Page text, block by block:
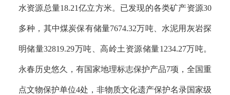
水资源总量18.21亿立方米。已发现的各类矿产资源30
多种，其中煤炭保有储量7674.32万吨、水泥用灰岩探
明储量32819.29万吨、高岭土资源储量1234.27万吨。
永春历史悠久，有国家地理标志保护产品7项，全国重
点文物保护单位4处，非物质文化遗产保护名录国家级